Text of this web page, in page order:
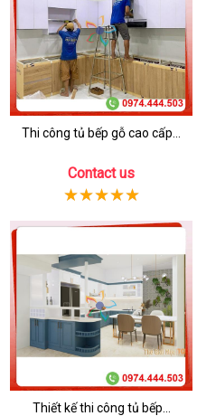
Thi công tủ bếp gỗ cao cấp...
Contact us
Thiết kế thi công tủ bếp...